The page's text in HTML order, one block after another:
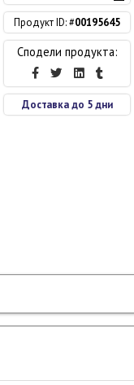
Продукт ID: #00195645
Сподели продукта:
Доставка до 5 дни